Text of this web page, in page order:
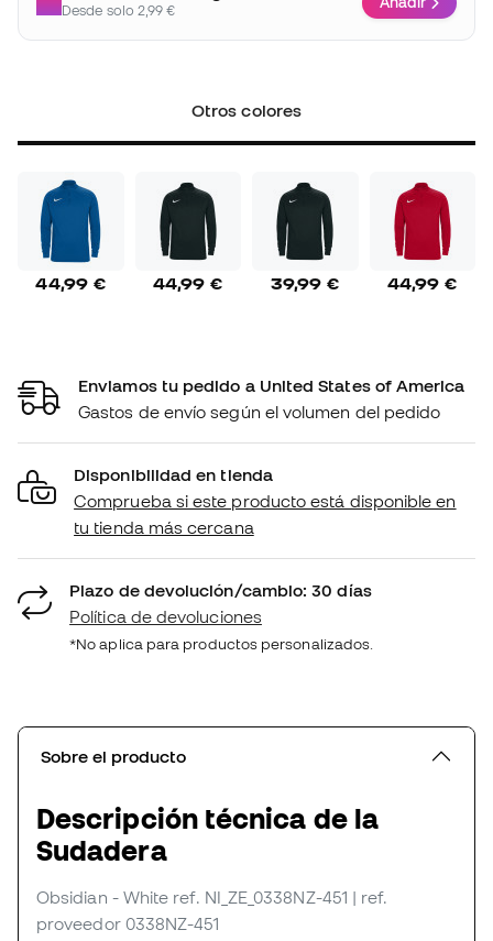
Desde solo 2,99 €
Otros colores
44,99 € 44,99 € 39,99 € 44,99 €
Enviamos tu pedido a United States of America
Gastos de envío según el volumen del pedido
Disponibilidad en tienda
Comprueba si este producto está disponible en
tu tienda más cercana
Plazo de devolución/cambio: 30 días
Política de devoluciones
*No aplica para productos personalizados.
Sobre el producto
Descripción técnica de la
Sudadera
Obsidian - White ref. NI_ZE_0338NZ-451 | ref.
proveedor 0338NZ-451